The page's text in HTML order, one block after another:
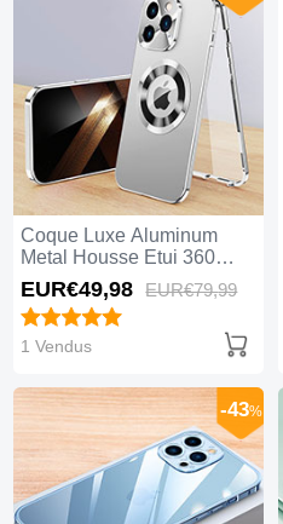
Coque Luxe Aluminum
Metal Housse Etui 360
Degres avec Mag-Safe
Magnetic Magnetique P01
pour Apple iPhone 15 Pro
Max Argent
EUR€49,98 EUR€79,99
1 Vendus
-43%